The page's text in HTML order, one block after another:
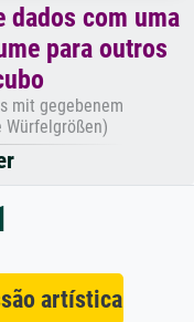
dados com uma
para outros
mit gegebenem
artística